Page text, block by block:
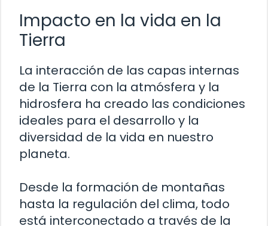
Impacto en la vida en la
Tierra
La interacción de las capas internas
de la Tierra con la atmósfera y la
hidrosfera ha creado las condiciones
ideales para el desarrollo y la
diversidad de la vida en nuestro
planeta.
Desde la formación de montañas
hasta la regulación del clima, todo
está interconectado a través de la